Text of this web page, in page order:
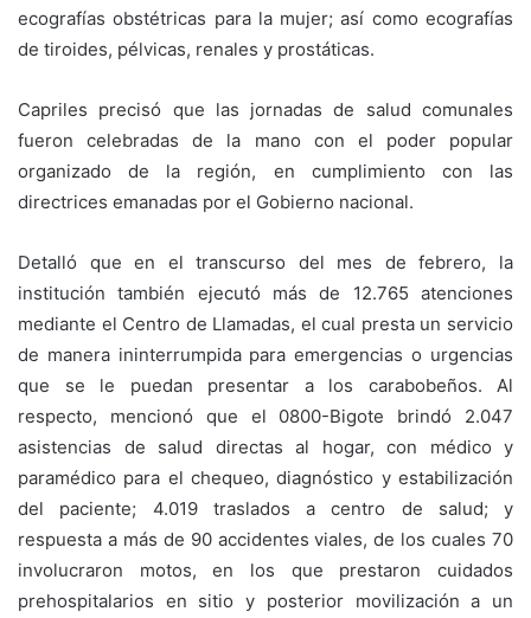
ecografías obstétricas para la mujer; así como ecografías
de tiroides, pélvicas, renales y prostáticas.
Capriles precisó que las jornadas de salud comunales
fueron celebradas de la mano con el poder popular
organizado de la región, en cumplimiento con las
directrices emanadas por el Gobierno nacional.
Detalló que en el transcurso del mes de febrero, la
institución también ejecutó más de 12.765 atenciones
mediante el Centro de Llamadas, el cual presta un servicio
de manera ininterrumpida para emergencias o urgencias
que se le puedan presentar a los carabobeños. Al
respecto, mencionó que el 0800-Bigote brindó 2.047
asistencias de salud directas al hogar, con médico y
paramédico para el chequeo, diagnóstico y estabilización
del paciente; 4.019 traslados a centro de salud; y
respuesta a más de 90 accidentes viales, de los cuales 70
involucraron motos, en los que prestaron cuidados
prehospitalarios en sitio y posterior movilización a un